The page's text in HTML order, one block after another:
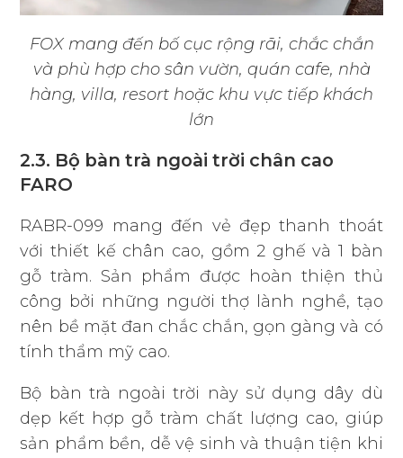
FOX mang đến bố cục rộng rãi, chắc chắn
và phù hợp cho sân vườn, quán cafe, nhà
hàng, villa, resort hoặc khu vực tiếp khách
lớn
2.3. Bộ bàn trà ngoài trời chân cao
FARO
RABR-099 mang đến vẻ đẹp thanh thoát
với thiết kế chân cao, gồm 2 ghế và 1 bàn
gỗ tràm. Sản phẩm được hoàn thiện thủ
công bởi những người thợ lành nghề, tạo
nên bề mặt đan chắc chắn, gọn gàng và có
tính thẩm mỹ cao.
Bộ bàn trà ngoài trời này sử dụng dây dù
dẹp kết hợp gỗ tràm chất lượng cao, giúp
sản phẩm bền, dễ vệ sinh và thuận tiện khi